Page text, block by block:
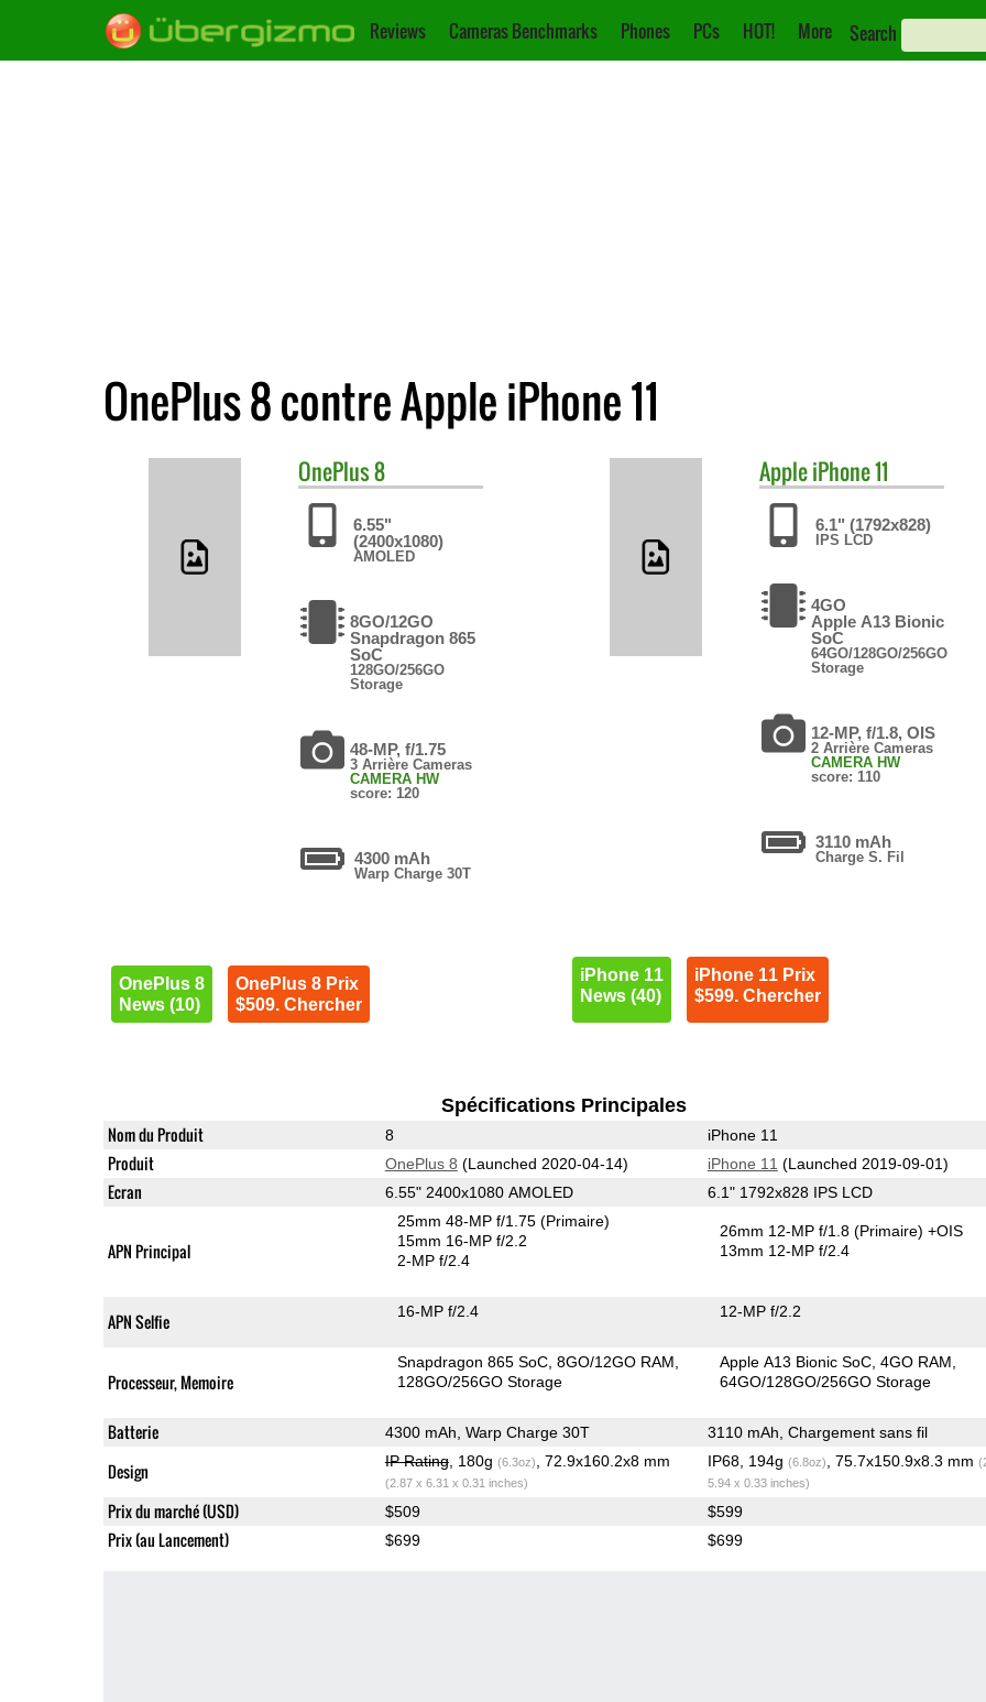
Reviews Cameras Benchmarks Phones PCs HOT! More Search
OnePlus 8 contre Apple iPhone 11
OnePlus8
6.55"
(2400x1080)
AMOLED
8GO/12GO
Snapdragon 865
SoC
128GO/256GO
Storage
48-MP, f/1.75
3 Arrière Cameras
CAMERA HW
score: 120
4300 mAh
Warp Charge 30T
OnePlus 8
News (10)
OnePlus 8 Prix
$509. Chercher
AppleiPhone 11
6.1" (1792x828)
IPS LCD
4GO
Apple A13 Bionic
SoC
64GO/128GO/256GO
Storage
12-MP, f/1.8, OIS
2 Arrière Cameras
CAMERA HW
score: 110
3110 mAh
Charge S. Fil
iPhone 11
News (40)
iPhone 11 Prix
$599. Chercher
Spécifications Principales
Nom du Produit 8 iPhone 11
Produit OnePlus 8 (Launched 2020-04-14) iPhone 11 (Launched 2019-09-01)
Ecran 6.55" 2400x1080 AMOLED 6.1" 1792x828 IPS LCD
APN Principal
25mm 48-MP f/1.75(Primaire)
15mm 16-MP f/2.2
2-MP f/2.4
26mm 12-MP f/1.8(Primaire) +OIS
13mm 12-MP f/2.4
APN Selfie 16-MP f/2.4 12-MP f/2.2
Processeur, Memoire
Snapdragon 865 SoC 8GO/12GO RAM
128GO/256GO Storage
Apple A13 Bionic SoC 4GO RAM
64GO/128GO/256GO Storage
Batterie 4300 mAh, Warp Charge 30T 3110 mAh, Chargement sans fil
Design IP Rating, 180g (6.3oz) , 72.9x160.2x8 mm
(2.87 x 6.31 x 0.31 inches)
IP68, 194g (6.8oz) , 75.7x150.9x8.3 mm
5.94 x 0.33 inches)
Prix du marché (USD) $509 $599
Prix (au Lancement) $699 $699